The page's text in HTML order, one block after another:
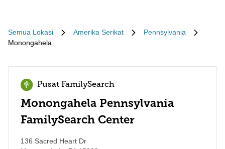
Semua Lokasi Amerika Serikat
Pennsylvania
Monongahela
Pusat FamilySearch
Monongahela Pennsylvania
FamilySearch Center
136 Sacred Heart Dr